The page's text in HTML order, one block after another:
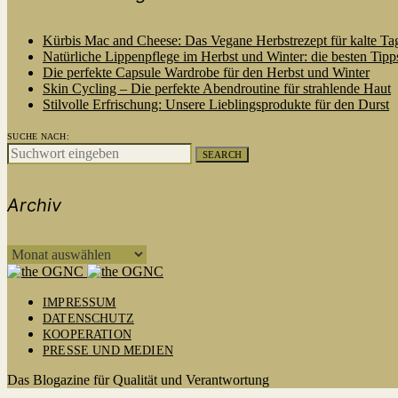
Kürbis Mac and Cheese: Das Vegane Herbstrezept für kalte
Natürliche Lippenpflege im Herbst und Winter: die besten
Die perfekte Capsule Wardrobe für den Herbst und Winter
Skin Cycling – Die perfekte Abendroutine für strahlende Haut
Stilvolle Erfrischung: Unsere Lieblingsprodukte für den Durst
SUCHE NACH:
SEARCH
Archiv
ARCHIV
IMPRESSUM
DATENSCHUTZ
KOOPERATION
PRESSE UND MEDIEN
Das Blogazine für Qualität und Verantwortung